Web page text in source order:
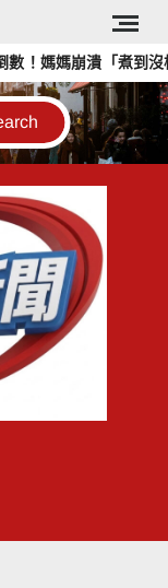
媽媽崩潰「煮到沒梗